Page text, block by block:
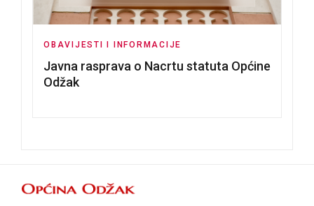
OBAVIJESTI I INFORMACIJE
Javna rasprava o Nacrtu statuta Općine
Odžak